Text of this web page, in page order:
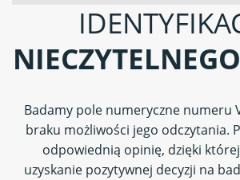
Badamy pole numeryczne numeru
braku możliwości jego odczytania.
odpowiednią opinię, dzięki
uzyskanie pozytywnej decyzji na